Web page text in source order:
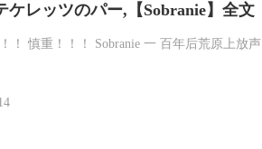
レッツのパー,【Sobranie】全文
！ 慎重！！！ Sobranie 一 百年后荒原上放声